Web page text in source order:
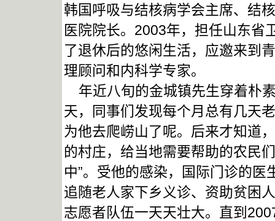
韩国呼吸与结核病学会主席、结
医院院长。2003年，担任山东省
了退休后的悠闲生活，应邀来到
理顾问和内科学专家。
年近八旬的金城镇先生穿着朴
天，同事们发现每个月总有几天
为他去爬崂山了呢。后来才知道
的村庄，给当地需要帮助的农民
中”。受他的感染，国际门诊的
追随老人家下乡义诊、资助贫困
志愿者队伍一天天壮大。直到